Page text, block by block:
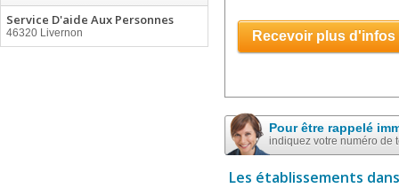
Service D'aide Aux Personnes
46320 Livernon Recevoir plus d'infos
Pour être rappelé
indiquez votre numéro de
Les établissements